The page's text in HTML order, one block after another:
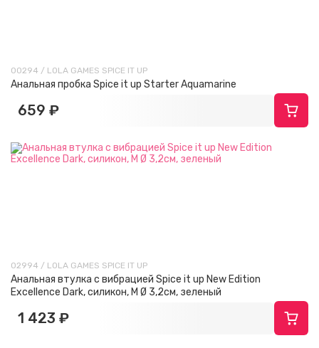
00294 / LOLA GAMES SPICE IT UP
Анальная пробка Spice it up Starter Aquamarine
659 ₽
02994 / LOLA GAMES SPICE IT UP
Анальная втулка с вибрацией Spice it up New Edition
Excellence Dark, силикон, М Ø 3,2см, зеленый
1 423 ₽